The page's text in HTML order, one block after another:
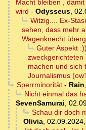
Macht bleiben ,
wird - Odysseus,
Witzig.... Ex-
sehen, dass mehr
Wagenknecht
Guter Aspekt
zweckgerichteten
machen und sich
Journalismus
Sperrminorität- Rain,
Nicht einmal das
SevenSamurai,
Schau dir doch
Olivia,